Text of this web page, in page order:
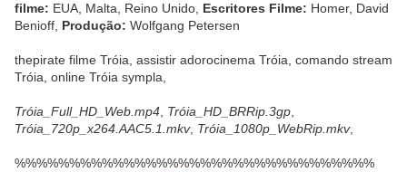
filme: EUA, Malta, Reino Unido, Escritores Filme: Homer, David
Benioff, Produção: Wolfgang Petersen
thepirate filme Tróia, assistir adorocinema Tróia, comando stream
Tróia, online Tróia sympla,
Tróia_Full_HD_Web.mp4 Tróia_HD_BRRip.3gp
Tróia_720p_x264.AAC5.1.mkv, Tróia_1080p_WebRip.mkv,
%%%%%%%%%%%%%%%%%%%%%%%%%%%%%%%%%